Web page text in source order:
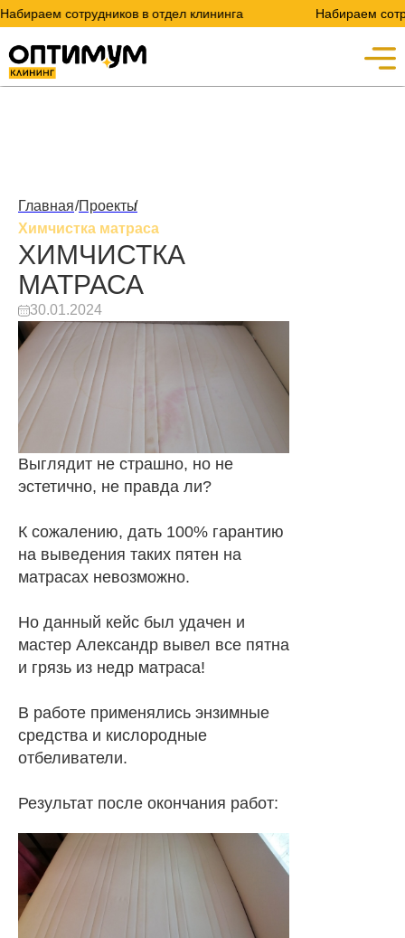
сотрудников в отдел клининга Набираем
Главная/Проекты/
Химчистка матраса
ХИМЧИСТКА
МАТРАСА
30.01.2024
Выглядит не страшно, но не
эстетично, не правда ли?
К сожалению, дать 100% гарантию
на выведения таких пятен на
матрасах невозможно.
Но данный кейс был удачен и
мастер Александр вывел все пятна
и грязь из недр матраса!
В работе применялись энзимные
средства и кислородные
отбеливатели.
Результат после окончания работ: